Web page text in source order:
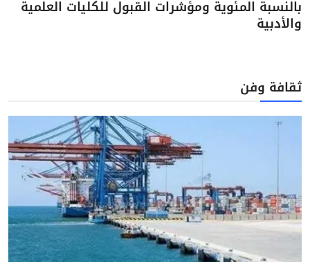
بالنسبة المئوية ومؤشرات القبول للكليات العلمية
والأدبية
ثقافة وفن